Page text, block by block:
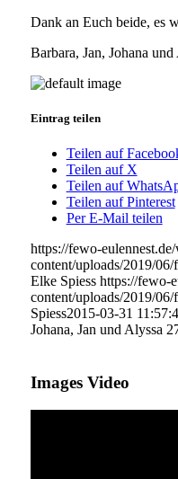
Dank an Euch beide, es
Barbara, Jan, Johana und
Eintrag teilen
Teilen auf
Teilen auf X
Teilen auf
Teilen auf Pinterest
Per E-Mail teilen
https://fewo-
content/uploads/2019/
Elke Spiess https://fewo-
content/uploads/2019/
Spiess2015-03-31
Johana, Jan und Alyssa
Images Video